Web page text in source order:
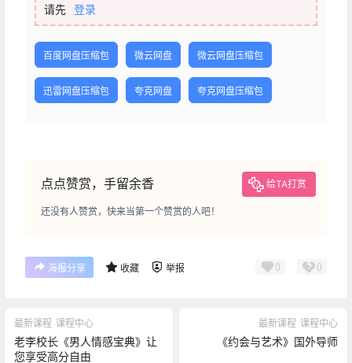
请先 登录
百度网盘压缩包 微云网盘 微云网盘压缩包
迅雷网盘压缩包 夸克网盘 夸克网盘压缩包
点点赞赏，手留余香 给TA打赏
还没有人赞赏，快来当第一个赞赏的人吧！
海报分享 收藏 举报 0 0
最新课程 课程中心
老李校长《男人情感宝典》让
您享受高分自由
最新课程 课程中心
《约会与艺术》国外导师